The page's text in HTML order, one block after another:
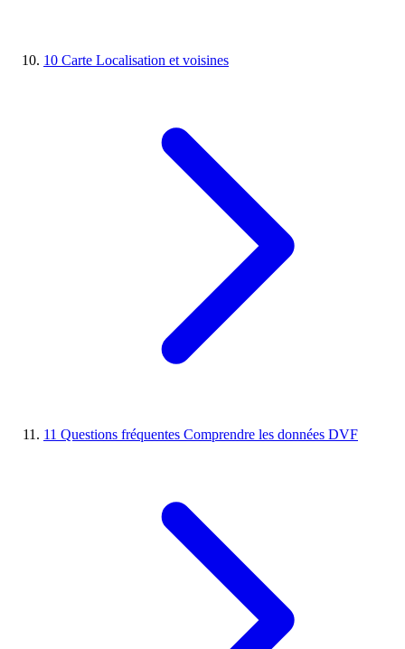
10 Carte Localisation et voisines
11 Questions fréquentes Comprendre les données DVF